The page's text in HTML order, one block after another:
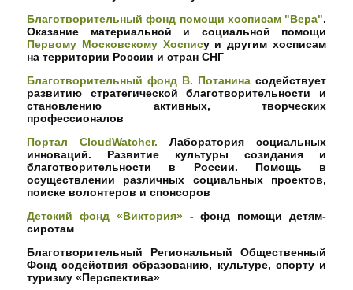
Благотворительный фонд помощи хосписам "Вера".
Оказание материальной и социальной помощи
Первому Московскому Хоспису и другим хосписам
на территории России и стран СНГ
Благотворительный фонд В. Потанина содействует
развитию стратегической благотворительности и
становлению активных, творческих
профессионалов
Портал CloudWatcher. Лаборатория социальных
инноваций. Развитие культуры созидания и
благотворительности в России. Помощь в
осуществлении различных социальных проектов,
поиске волонтеров и спонсоров
Детский фонд «Виктория»- фонд помощи детям-
сиротам
Благотворительный Региональный Общественный
Фонд содействия образованию, культуре, спорту и
туризму «Перспектива»